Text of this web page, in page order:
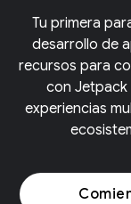
Tu primera
desarrollo de
recursos para
con Jetpack
experiencias